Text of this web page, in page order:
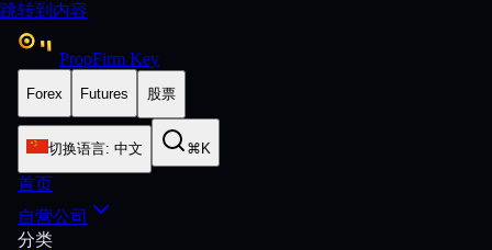
跳转到内容
PropFirm Key
Forex Futures 股票
切换语言: 中文 ⌘K
首页
自营公司
分类